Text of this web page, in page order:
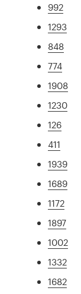
992
1293
848
774
1908
1230
126
411
1939
1689
1172
1897
1002
1332
1682